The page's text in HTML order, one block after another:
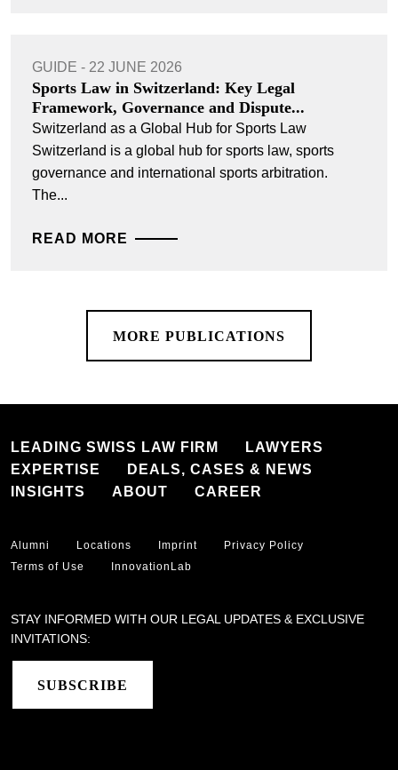
GUIDE - 22 JUNE 2026
Sports Law in Switzerland: Key Legal
Framework, Governance and Dispute...
Switzerland as a Global Hub for Sports Law
Switzerland is a global hub for sports law, sports
governance and international sports arbitration.
The...
READ MORE
MORE PUBLICATIONS
LEADING SWISS LAW FIRM
LAWYERS
EXPERTISE
DEALS, CASES & NEWS
INSIGHTS
ABOUT CAREER
Alumni Locations Imprint
Privacy Policy
Terms of Use
InnovationLab
STAY INFORMED WITH OUR LEGAL UPDATES & EXCLUSIVE
INVITATIONS:
SUBSCRIBE